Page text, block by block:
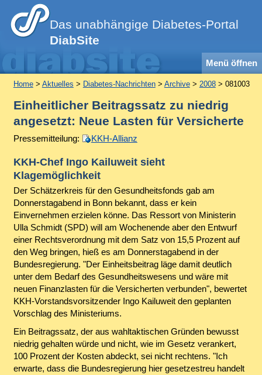
Das unabhängige Diabetes-Portal
DiabSite
Menü öffnen
Home> Aktuelles > Diabetes-Nachrichten> Archive> 2008> 081003
Einheitlicher Beitragssatz zu niedrig
angesetzt: Neue Lasten für Versicherte
Pressemitteilung: KKH-Allianz
KKH-Chef Ingo Kailuweit sieht
Klagemöglichkeit
Der Schätzerkreis für den Gesundheitsfonds gab am
Donnerstagabend in Bonn bekannt, dass er kein
Einvernehmen erzielen könne. Das Ressort von Ministerin
Ulla Schmidt (SPD) will am Wochenende aber den Entwurf
einer Rechtsverordnung mit dem Satz von 15,5 Prozent auf
den Weg bringen, hieß es am Donnerstagabend in der
Bundesregierung. "Der Einheitsbeitrag läge damit deutlich
unter dem Bedarf des Gesundheitswesens und wäre mit
neuen Finanzlasten für die Versicherten verbunden", bewertet
KKH-Vorstandsvorsitzender Ingo Kailuweit den geplanten
Vorschlag des Ministeriums.
Ein Beitragssatz, der aus wahltaktischen Gründen bewusst
niedrig gehalten würde und nicht, wie im Gesetz verankert,
100 Prozent der Kosten abdeckt, sei nicht rechtens. "Ich
erwarte, dass die Bundesregierung hier gesetzestreu handelt